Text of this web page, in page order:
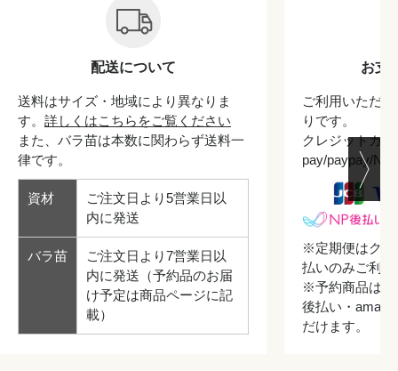
配送について
送料はサイズ・地域により異なりま
す。 詳しくはこちらをご覧ください
また、バラ苗は本数に関わらず送料一
律です。
資材
ご注文日より5営業日以
内に発送
バラ苗
ご注文日より7営業日以
内に発送（予約品のお届
け予定は商品ページに記
載）
お支
ご利用いただ
りです。
クレジットカ
pay/paypay/
※定期便はクレ
払いのみご利
※予約商品はク
後払い・
だけます。